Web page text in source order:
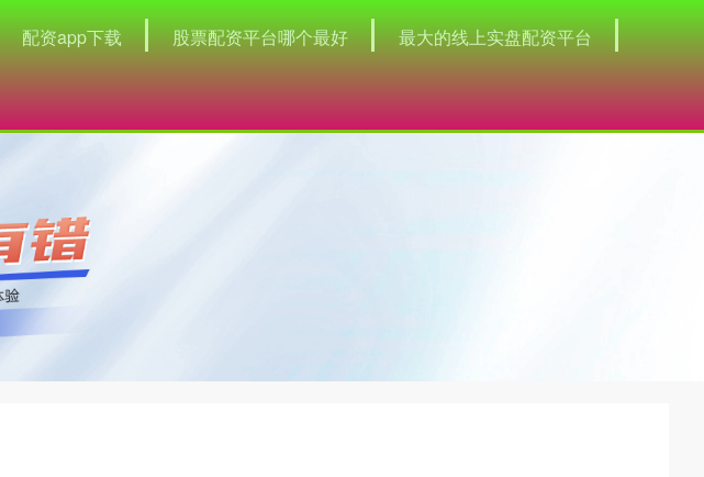
配资app下载 股票配资平台哪个最好 最大的线上实盘配资平台